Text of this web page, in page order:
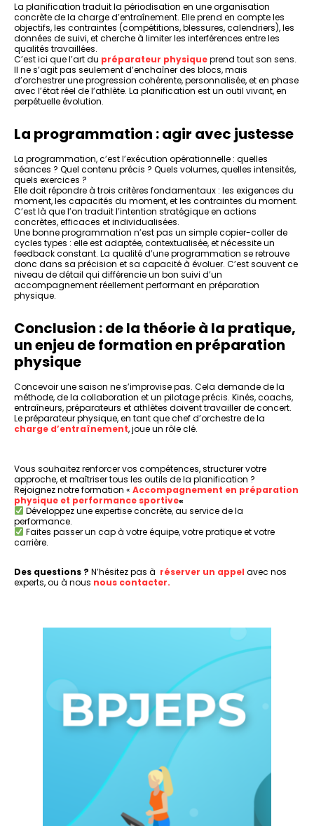
La planification traduit la périodisation en une organisation
concrète de la charge d’entraînement. Elle prend en compte les
objectifs, les contraintes (compétitions, blessures, calendriers), les
données de suivi, et cherche à limiter les interférences entre les
qualités travaillées.
C’est ici que l’art du préparateur physiqueprend tout son sens.
Il ne s’agit pas seulement d’enchaîner des blocs, mais
d’orchestrer une progression cohérente, personnalisée, et en phase
avec l’état réel de l’athlète. La planification est un outil vivant, en
perpétuelle évolution.
La programmation : agir avec justesse
La programmation, c’est l’exécution opérationnelle : quelles
séances ? Quel contenu précis ? Quels volumes, quelles intensités,
quels exercices ?
Elle doit répondre à trois critères fondamentaux : les exigences du
moment, les capacités du moment, et les contraintes du moment.
C’est là que l’on traduit l’intention stratégique en actions
concrètes, efficaces et individualisées.
Une bonne programmation n’est pas un simple copier-coller de
cycles types : elle est adaptée, contextualisée, et nécessite un
feedback constant. La qualité d’une programmation se retrouve
donc dans sa précision et sa capacité à évoluer. C’est souvent ce
niveau de détail qui différencie un bon suivi d’un
accompagnement réellement performant en préparation
physique.
Conclusion : de la théorie à la pratique,
un enjeu de formation en préparation
physique
Concevoir une saison ne s’improvise pas. Cela demande de la
méthode, de la collaboration et un pilotage précis. Kinés, coachs,
entraîneurs, préparateurs et athlètes doivent travailler de concert.
Le préparateur physique, en tant que chef d’orchestre de la
charge d’entraînement, joue un rôle clé.
Vous souhaitez renforcer vos compétences, structurer votre
approche, et maîtriser tous les outils de la planification ?
Rejoignez notre formation « Accompagnement en préparation
physique et performance sportive«
Développez une expertise concrète, au service de la
performance.
Faites passer un cap à votre équipe, votre pratique et votre
carrière.
Des questions ? N’hésitez pas à réserver un appel avec nos
experts, ou à nous nous contacter.